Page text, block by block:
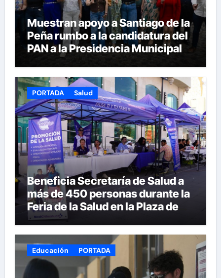
Muestran apoyo a Santiago de la
Peña rumbo a la candidatura del
PAN a la Presidencia Municipal
PORTADA Salud
Beneficia Secretaría de Salud a
más de 450 personas durante la
Feria de la Salud en la Plaza de
Armas
Educación PORTADA